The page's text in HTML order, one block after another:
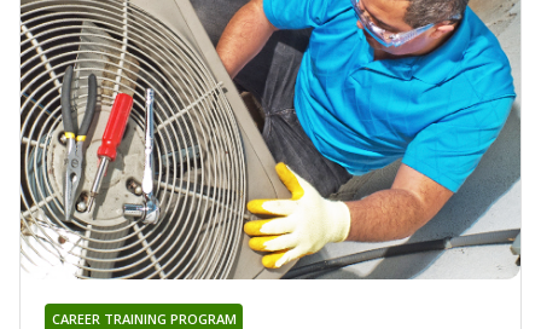
CAREER TRAINING PROGRAM